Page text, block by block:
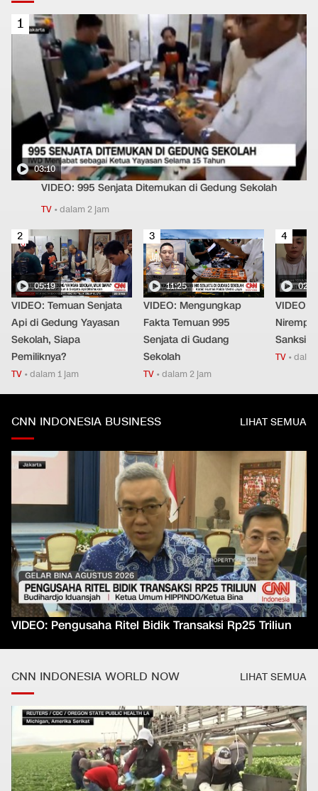
1
03:10
VIDEO: 995 Senjata Ditemukan di Gedung Sekolah
TV •dalam 2 jam
2
05:19
VIDEO: Temuan Senjata
Api di Gedung Yayasan
Sekolah, Siapa
Pemiliknya?
TV •dalam 1 jam
3
11:25
VIDEO: Mengungkap
Fakta Temuan 995
Senjata di Gudang
Sekolah
TV •dalam 2 jam
4
VIDEO:
Sanksi
TV •
CNN INDONESIA BUSINESS LIHAT SEMUA
VIDEO: Pengusaha Ritel Bidik Transaksi Rp25 Triliun
CNN INDONESIA WORLD NOW LIHAT SEMUA